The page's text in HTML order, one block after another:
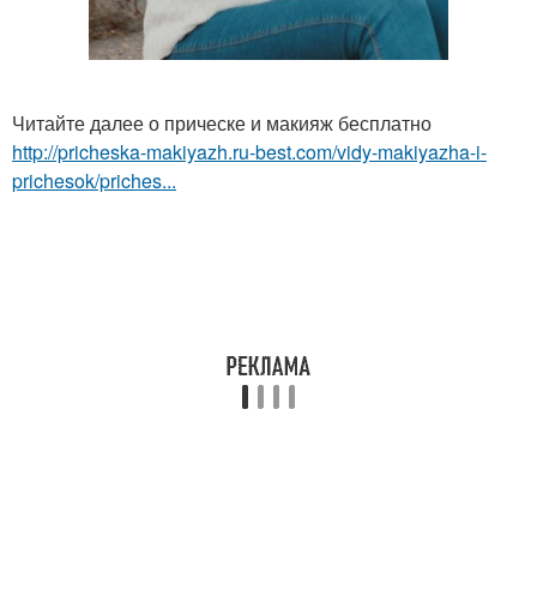
Читайте далее о прическе и макияж бесплатно
http://pricheska-makiyazh.ru-best.com/vidy-makiyazha-i-
prichesok/priches...